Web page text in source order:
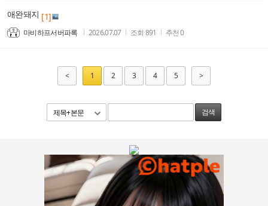
애완돼지 [1]
마비하프서버파록 2026.07.07 조회 891 추천0
< 1 2 3 4 5 >
제목+본문 검색